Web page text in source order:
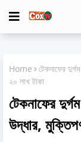
Home
টেকনাফের
২০ লাখ টাকা
টেকনাফের
উদ্ধার,